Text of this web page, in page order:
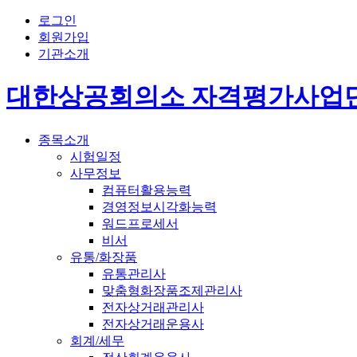
로그인
회원가입
기관소개
대한상공회의소 자격평가사업
종목소개
시험일정
사무정보
컴퓨터활용능력
경영정보시각화능력
워드프로세서
비서
유통/화장품
유통관리사
맞춤형화장품조제관리사
전자상거래관리사
전자상거래운용사
회계/세무